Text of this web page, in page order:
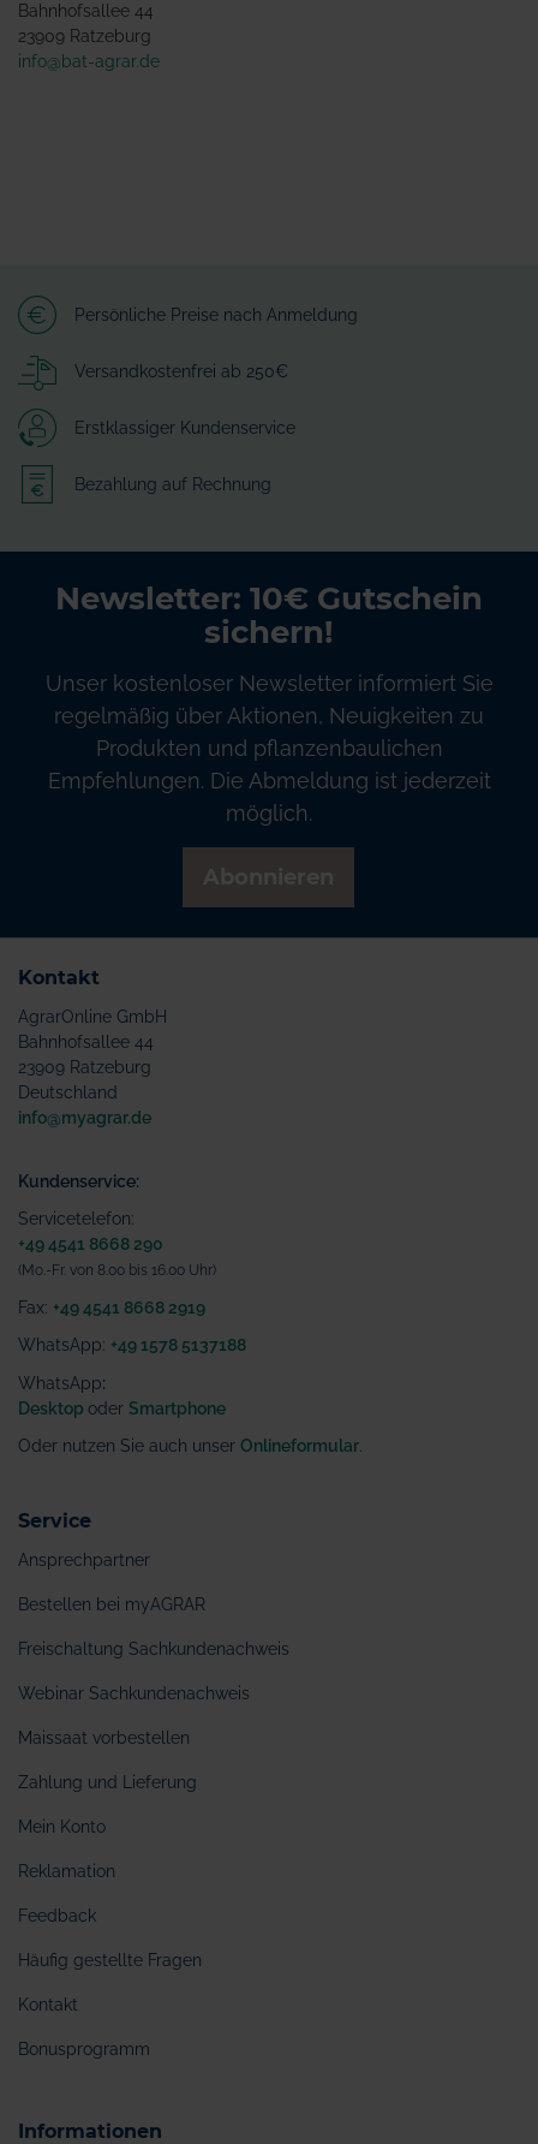
Bahnhofsallee 44
23909 Ratzeburg
info@bat-agrar.de
Persönliche Preise nach Anmeldung
Versandkostenfrei ab 250€
Erstklassiger Kundenservice
Bezahlung auf Rechnung
Newsletter: 10€ Gutschein
sichern!
Unser kostenloser Newsletter informiert Sie
regelmäßig über Aktionen, Neuigkeiten zu
Produkten und pflanzenbaulichen
Empfehlungen. Die Abmeldung ist jederzeit
möglich.
Kontakt
AgrarOnline GmbH
Bahnhofsallee 44
23909 Ratzeburg
Deutschland
info@myagrar.de
Kundenservice:
Servicetelefon:
+49 4541 8668 290
(Mo.-Fr. von 8.00 bis 16.00 Uhr)
Fax: +49 4541 8668 2919
WhatsApp: +49 1578 5137188
WhatsApp:
Desktop oder Smartphone
Oder nutzen Sie auch unser Onlineformular
Service
Ansprechpartner
Bestellen bei myAGRAR
Freischaltung Sachkundenachweis
Webinar Sachkundenachweis
Maissaat vorbestellen
Zahlung und Lieferung
Mein Konto
Reklamation
Feedback
Häufig gestellte Fragen
Kontakt
Bonusprogramm
Informationen